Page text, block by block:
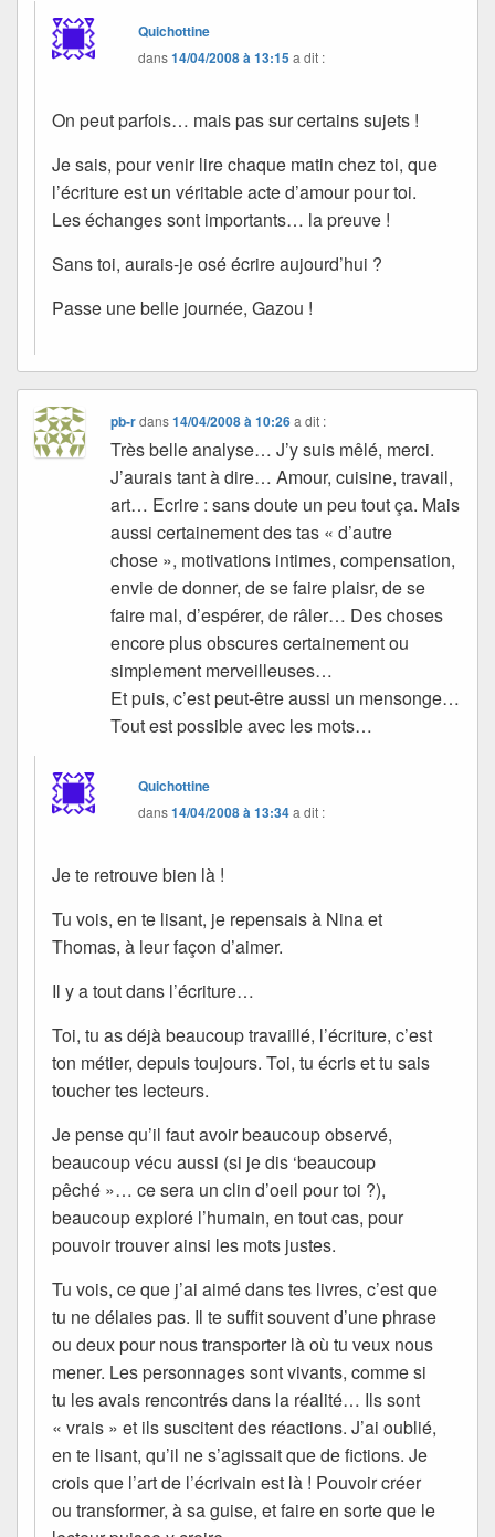
Quichottine
dans14/04/2008 à 13:15a dit :
On peut parfois… mais pas sur certains sujets !
Je sais, pour venir lire chaque matin chez toi, que
l’écriture est un véritable acte d’amour pour toi.
Les échanges sont importants… la preuve !
Sans toi, aurais-je osé écrire aujourd’hui ?
Passe une belle journée, Gazou !
pb-rdans14/04/2008 à 10:26 a dit :
Très belle analyse… J’y suis mêlé, merci.
J’aurais tant à dire… Amour, cuisine, travail,
art… Ecrire : sans doute un peu tout ça. Mais
aussi certainement des tas « d’autre
chose », motivations intimes, compensation,
envie de donner, de se faire plaisr, de se
faire mal, d’espérer, de râler… Des choses
encore plus obscures certainement ou
simplement merveilleuses…
Et puis, c’est peut-être aussi un mensonge…
Tout est possible avec les mots…
Quichottine
dans14/04/2008 à 13:34a dit :
Je te retrouve bien là !
Tu vois, en te lisant, je repensais à Nina et
Thomas, à leur façon d’aimer.
Il y a tout dans l’écriture…
Toi, tu as déjà beaucoup travaillé, l’écriture, c’est
ton métier, depuis toujours. Toi, tu écris et tu sais
toucher tes lecteurs.
Je pense qu’il faut avoir beaucoup observé,
beaucoup vécu aussi (si je dis ‘beaucoup
pêché »… ce sera un clin d’oeil pour toi ?),
beaucoup exploré l’humain, en tout cas, pour
pouvoir trouver ainsi les mots justes.
Tu vois, ce que j’ai aimé dans tes livres, c’est que
tu ne délaies pas. Il te suffit souvent d’une phrase
ou deux pour nous transporter là où tu veux nous
mener. Les personnages sont vivants, comme si
tu les avais rencontrés dans la réalité… Ils sont
« vrais » et ils suscitent des réactions. J’ai oublié,
en te lisant, qu’il ne s’agissait que de fictions. Je
crois que l’art de l’écrivain est là ! Pouvoir créer
ou transformer, à sa guise, et faire en sorte que le